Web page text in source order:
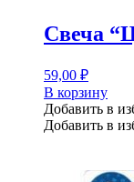
Свеча
59,00 ₽
В корзину
Добавить в
Добавить в